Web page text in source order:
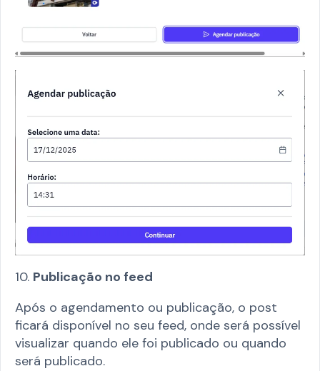
10. Publicação no feed
Após o agendamento ou publicação, o post
ficará disponível no seu feed, onde será possível
visualizar quando ele foi publicado ou quando
será publicado.